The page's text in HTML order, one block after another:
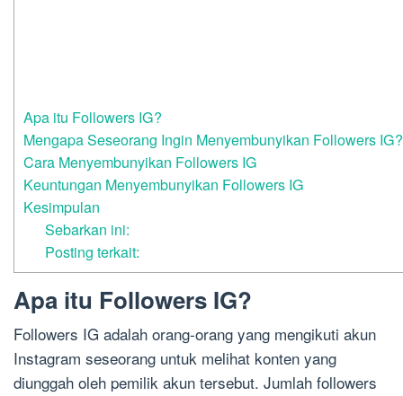
Apa itu Followers IG?
Mengapa Seseorang Ingin Menyembunyikan Followers IG?
Cara Menyembunyikan Followers IG
Keuntungan Menyembunyikan Followers IG
Kesimpulan
Sebarkan ini:
Posting terkait:
Apa itu Followers IG?
Followers IG adalah orang-orang yang mengikuti akun
Instagram seseorang untuk melihat konten yang
diunggah oleh pemilik akun tersebut. Jumlah followers